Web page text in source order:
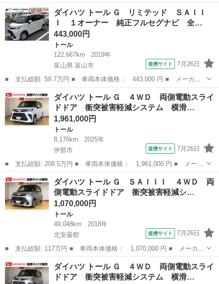
ー名： ダイハツ ■ 車種名： トール ■ グレード名： カスタム
Ｇ ターボ ２ＷＤ ターボ 両側電動スライドドア 衝突被害軽減
システム...
長野 北安曇郡 トール
ダイハツ トール Ｇ リミテッド ＳＡＩＩ
Ｉ １オーナー 純正フルセグナビ 全…
443,000円
トール
122,667km
2019年
富山県 富山市
提携サイト 7月26日
■ 支払総額: 58.7万円 ■ 車両本体価格： 443,000 円 ■ メーカー
名： ダイハツ ■ 車種名： トール ■ グレード名： Ｇ リミテ
ッド ＳＡＩＩＩ １オーナー 純正フルセグナビ 全方位カメラ
スマートキー...
富山 富山市 トール
ダイハツ トール Ｇ ４ＷＤ 両側電動スライ
ドドア 衝突被害軽減システム 横滑…
1,961,000円
トール
8,176km
2025年
伊那市
提携サイト 7月26日
■ 支払総額: 208.5万円 ■ 車両本体価格： 1,961,000 円 ■ メーカ
ー名： ダイハツ ■ 車種名： トール ■ グレード名： Ｇ ４Ｗ
Ｄ 両側電動スライドドア 衝突被害軽減システム 横滑り防止機
能 オート...
長野 伊那市 トール
ダイハツ トール Ｇ ＳＡＩＩＩ ４ＷＤ 両
側電動スライドドア 衝突被害軽減シ…
1,070,000円
トール
49,048km
2018年
北安曇郡
提携サイト 7月26日
■ 支払総額: 117万円 ■ 車両本体価格： 1,070,000 円 ■ メーカー
名： ダイハツ ■ 車種名： トール ■ グレード名： Ｇ ＳＡＩ
ＩＩ ４ＷＤ 両側電動スライドドア 衝突被害軽減システム 横滑
り防止機能...
長野 北安曇郡 トール
ダイハツ トール Ｇ ４ＷＤ 両側電動スライ
ドドア 衝突被害軽減システム 横滑…